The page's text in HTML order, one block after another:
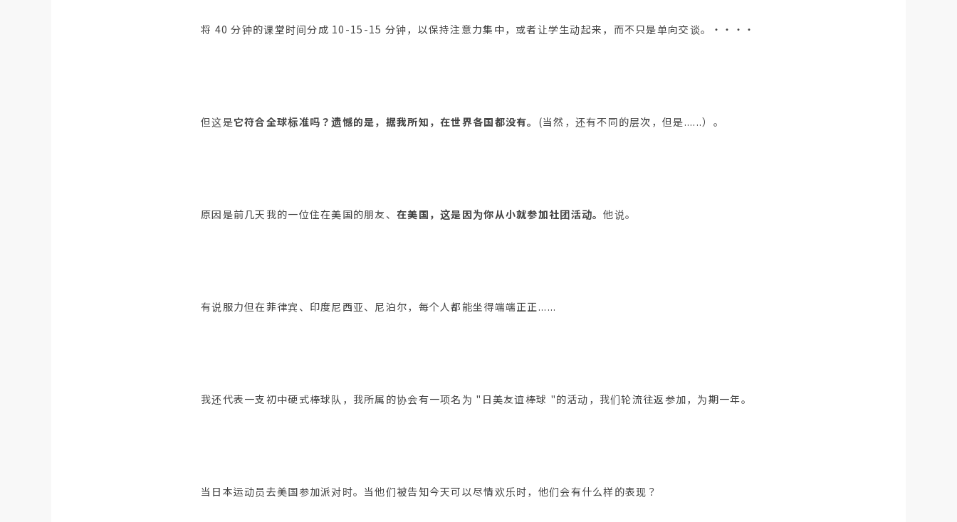
将 40 分钟的课堂时间分成 10-15-15 分钟，以保持注意力集中，或者让学生动起来，而不只是单向交谈。・・・・
但这是它符合全球标准吗？遗憾的是，据我所知，在世界各国都没有。 (当然，还有不同的层次，但是......）。
原因是前几天我的一位住在美国的朋友、在美国，这是因为你从小就参加社团活动。他说。
有说服力但在菲律宾、印度尼西亚、尼泊尔，每个人都能坐得端端正正......
我还代表一支初中硬式棒球队，我所属的协会有一项名为 "日美友谊棒球 "的活动，我们轮流往返参加，为期一年。
当日本运动员去美国参加派对时。当他们被告知今天可以尽情欢乐时，他们会有什么样的表现？